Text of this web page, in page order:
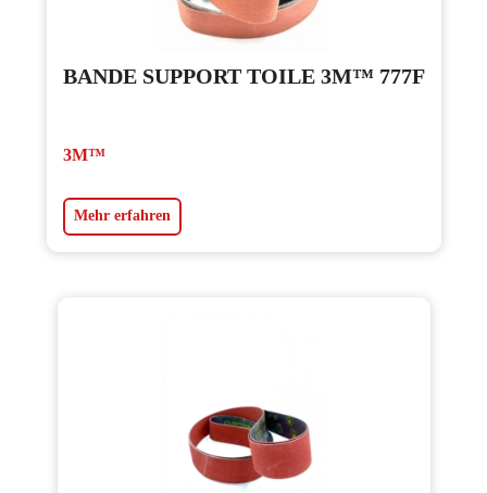
BANDE SUPPORT TOILE 3M™ 777F
3M™
Mehr erfahren